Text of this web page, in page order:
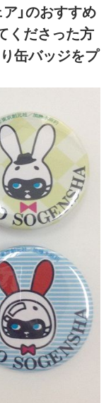
」のおすすめ
くださった方
缶バッジをプ